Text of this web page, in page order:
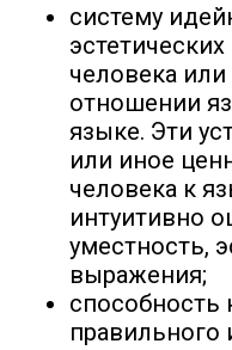
систему
человека
отношении
языке. Эти
или иное
человека к
интуитивно
уместность,
выражения;
способность
правильного